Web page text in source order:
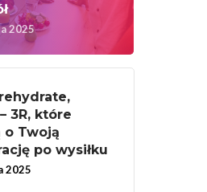
2025
3R, które
o Twoją
po wysiłku
2025